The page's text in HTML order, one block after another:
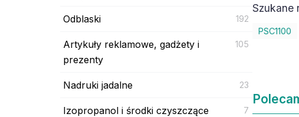
Odblaski 192
Artykuły reklamowe, gadżety i
prezenty
105
Nadruki jadalne 23
Izopropanol i środki czyszczące 7
Szukane
PSC1100